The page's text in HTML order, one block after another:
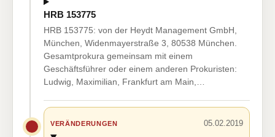
HRB 153775
HRB 153775: von der Heydt Management GmbH,
München, Widenmayerstraße 3, 80538 München.
Gesamtprokura gemeinsam mit einem
Geschäftsführer oder einem anderen Prokuristen:
Ludwig, Maximilian, Frankfurt am Main,…
VERÄNDERUNGEN 05.02.2019